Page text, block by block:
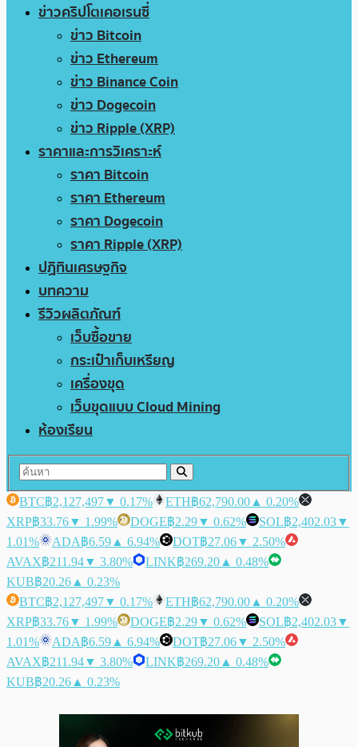
ข่าวคริปโตเคอเรนซี่
ข่าว Bitcoin
ข่าว Ethereum
ข่าว Binance Coin
ข่าว Dogecoin
ข่าว Ripple (XRP)
ราคาและการวิเคราะห์
ราคา Bitcoin
ราคา Ethereum
ราคา Dogecoin
ราคา Ripple (XRP)
ปฏิทินเศรษฐกิจ
บทความ
รีวิวผลิตภัณฑ์
เว็บซื้อขาย
กระเป๋าเก็บเหรียญ
เครื่องขุด
เว็บขุดแบบ Cloud Mining
ห้องเรียน
BTC฿2,127,497▼ 0.17% ETH฿62,790.00 ▲ 0.20%
XRP฿33.76▼ 1.99% DOGE฿2.29▼ 0.62% SOL฿2,402.03▼
1.01%
ADA฿6.59 ▲ 6.94% DOT฿27.06▼ 2.50%
AVAX฿211.94▼ 3.80% LINK฿269.20 ▲ 0.48%
KUB฿20.26 ▲ 0.23%
BTC฿2,127,497▼ 0.17% ETH฿62,790.00 ▲ 0.20%
XRP฿33.76▼ 1.99% DOGE฿2.29▼ 0.62% SOL฿2,402.03▼
1.01%
ADA฿6.59 ▲ 6.94% DOT฿27.06▼ 2.50%
AVAX฿211.94▼ 3.80% LINK฿269.20 ▲ 0.48%
KUB฿20.26 ▲ 0.23%